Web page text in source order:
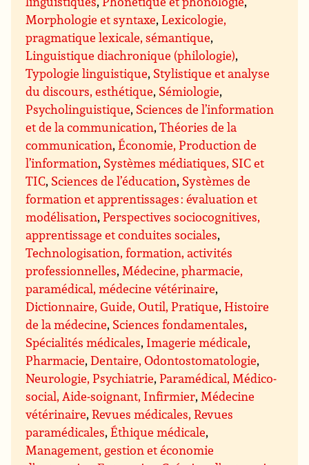
Morphologie et syntaxe,Lexicologie,
pragmatique lexicale, sémantique,
Linguistique diachronique (philologie),
Typologie linguistique, Stylistique et analyse
du discours, esthétique, Sémiologie,
Psycholinguistique, Sciences de l’information
et de la communication,Théories de la
communication,Économie, Production de
l’information, Systèmes médiatiques, SIC et
TIC, Sciences de l’éducation, Systèmes de
formation et apprentissages : évaluation et
modélisation,Perspectives sociocognitives,
apprentissage et conduites sociales,
Technologisation, formation, activités
professionnelles, Médecine, pharmacie,
paramédical, médecine vétérinaire,
Dictionnaire, Guide, Outil, Pratique,Histoire
de la médecine, Sciences fondamentales,
Spécialités médicales, Imagerie médicale,
Pharmacie,Dentaire, Odontostomatologie,
Neurologie, Psychiatrie,Paramédical, Médico-
social, Aide-soignant, Infirmier, Médecine
vétérinaire,Revues médicales, Revues
paramédicales,Éthique médicale,
Management, gestion et économie